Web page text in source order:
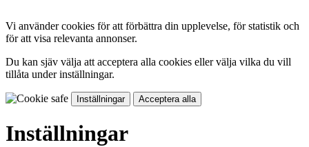
Vi använder cookies för att förbättra din upplevelse, för statistik och
för att visa relevanta annonser.
Du kan sjäv välja att acceptera alla cookies eller välja vilka du vill
tillåta under inställningar.
Inställningar Acceptera alla
Inställningar